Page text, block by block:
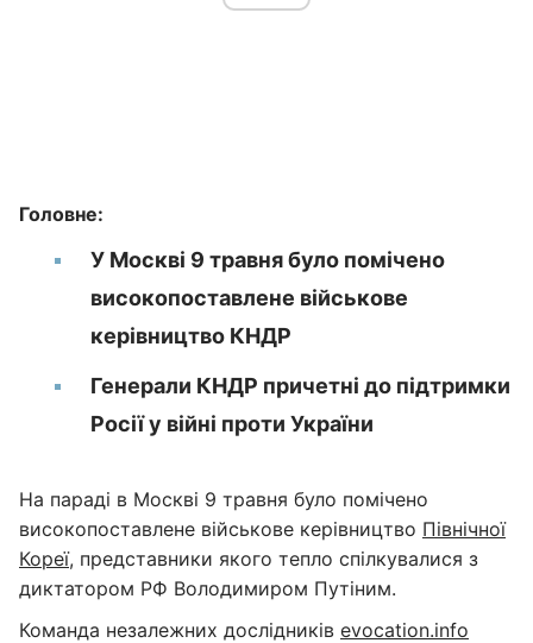
Головне:
У Москві 9 травня було помічено
високопоставлене військове
керівництво КНДР
Генерали КНДР причетні до підтримки
Росії у війні проти України
На параді в Москві 9 травня було помічено
високопоставлене військове керівництво Північної
Кореї, представники якого тепло спілкувалися з
диктатором РФ Володимиром Путіним.
Команда незалежних дослідників evocation.info